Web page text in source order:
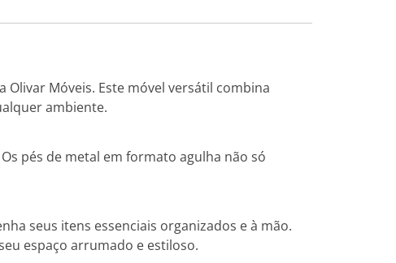
Olivar Móveis. Este móvel versátil combina
ambiente.
pés de metal em formato agulha não só
seus itens essenciais organizados e à mão.
espaço arrumado e estiloso.